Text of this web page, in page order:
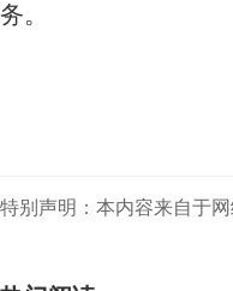
务。
特别声明：本内容来自于